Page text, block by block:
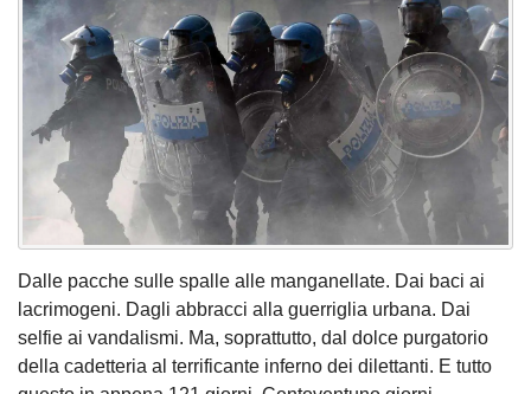
Dalle pacche sulle spalle alle manganellate. Dai baci ai
lacrimogeni. Dagli abbracci alla guerriglia urbana. Dai
selfie ai vandalismi. Ma, soprattutto, dal dolce purgatorio
della cadetteria al terrificante inferno dei dilettanti. E tutto